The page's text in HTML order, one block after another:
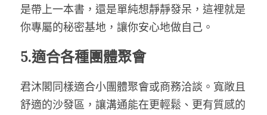
是帶上一本書，還是單純想靜靜發呆，這裡就是
你專屬的秘密基地，讓你安心地做自己。
5.適合各種團體聚會
君沐閣同樣適合小團體聚會或商務洽談。寬敞且
舒適的沙發區，讓溝通能在更輕鬆、更有質感的